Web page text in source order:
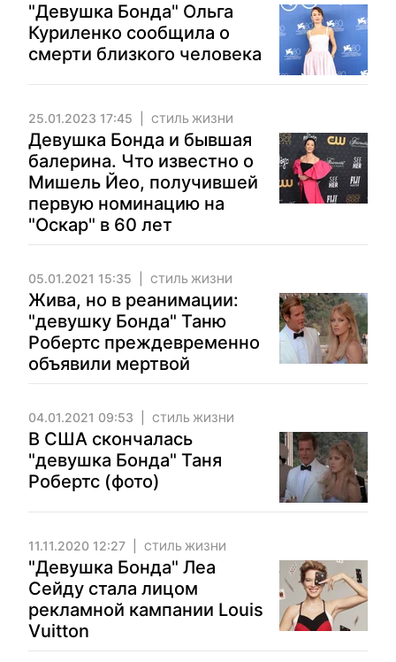
"Девушка Бонда" Ольга
Куриленко сообщила о
смерти близкого человека
25.01.2023 17:45 СТИЛЬ ЖИЗНИ
Девушка Бонда и бывшая
балерина. Что известно о
Мишель Йео, получившей
первую номинацию на
"Оскар" в 60 лет
05.01.2021 15:35 СТИЛЬ ЖИЗНИ
Жива, но в реанимации:
"девушку Бонда" Таню
Робертс преждевременно
объявили мертвой
04.01.2021 09:53 СТИЛЬ ЖИЗНИ
В США скончалась
"девушка Бонда" Таня
Робертс (фото)
11.11.2020 12:27 СТИЛЬ ЖИЗНИ
"Девушка Бонда" Леа
Сейду стала лицом
рекламной кампании Louis
Vuitton